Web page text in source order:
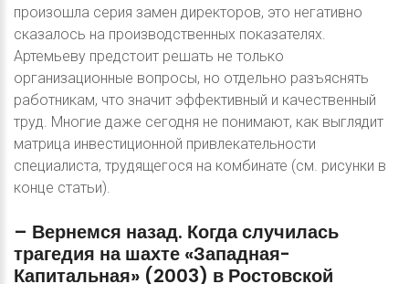
произошла серия замен директоров, это негативно
сказалось на производственных показателях.
Артемьеву предстоит решать не только
организационные вопросы, но отдельно разъяснять
работникам, что значит эффективный и качественный
труд. Многие даже сегодня не понимают, как выглядит
матрица инвестиционной привлекательности
специалиста, трудящегося на комбинате (cм. рисунки в
конце статьи).
– Вернемся назад. Когдаслучилась
трагедия на шахте «Западная-
Капитальная» (2003) в Ростовской